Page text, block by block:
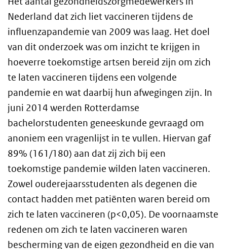
Nederland dat zich liet vaccineren tijdens de
influenzapandemie van 2009 was laag. Het doel
van dit onderzoek was om inzicht te krijgen in
hoeverre toekomstige artsen bereid zijn om zich
te laten vaccineren tijdens een volgende
pandemie en wat daarbij hun afwegingen zijn. In
juni 2014 werden Rotterdamse
bachelorstudenten geneeskunde gevraagd om
anoniem een vragenlijst in te vullen. Hiervan gaf
89% (161/180) aan dat zij zich bij een
toekomstige pandemie wilden laten vaccineren.
Zowel ouderejaarsstudenten als degenen die
contact hadden met patiënten waren bereid om
zich te laten vaccineren (p<0,05). De voornaamste
redenen om zich te laten vaccineren waren
bescherming van de eigen gezondheid en die van